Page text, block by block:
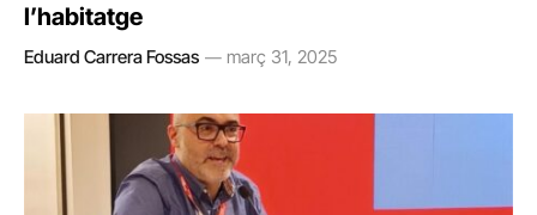
l’habitatge
Eduard Carrera Fossas març 31, 2025